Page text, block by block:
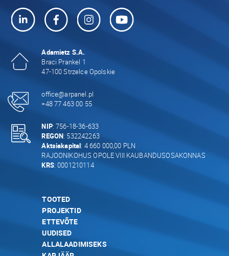
Adamietz S.A.
Braci Prankel 1
47-100 Strzelce Opolskie
office@arpanel.pl
+48 77 463 00 55
NIP: 756-18-36-633
REGON: 532242263
Aktsiakapital: 4 660 000,00 PLN
RAJOONIKOHUS OPOLE VIII KAUBANDUSOSAKONNAS
KRS: 0001210114
TOOTED
PROJEKTID
ETTEVÕTE
UUDISED
ALLALAADIMISEKS